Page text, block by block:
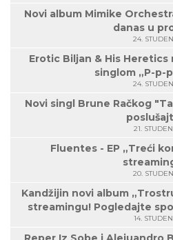
Novi album Mimike
danas u
24.
Erotic Biljan & His
singlom „P-p-
24.
Novi singl Brune Račkog
21.
Fluentes - EP „Treći
20.
Kandžijin novi album
streamingu! Pogledajte
14.